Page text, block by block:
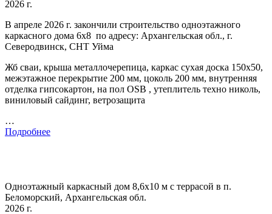
2026 г.
В апреле 2026 г. закончили строительство одноэтажного
каркасного дома 6х8 по адресу: Архангельская обл., г.
Северодвинск, СНТ Уйма
Жб сваи, крыша металлочерепица, каркас сухая доска 150х50,
межэтажное перекрытие 200 мм, цоколь 200 мм, внутренняя
отделка гипсокартон, на пол OSB , утеплитель техно николь,
виниловый сайдинг, ветрозащита
…
Подробнее
Одноэтажный каркасный дом 8,6х10 м с террасой в п.
Беломорский, Архангельская обл.
2026 г.